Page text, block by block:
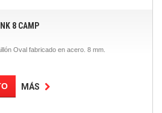
8 CAMP
Oval fabricado en acero. 8 mm.
MÁS